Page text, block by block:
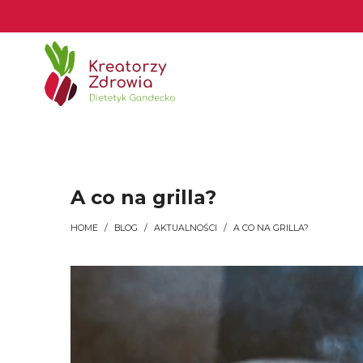
Kreatorzy
Kreatorzy
A co na grilla?
HOME / BLOG / AKTUALNOŚCI / A CO NA GRILLA?